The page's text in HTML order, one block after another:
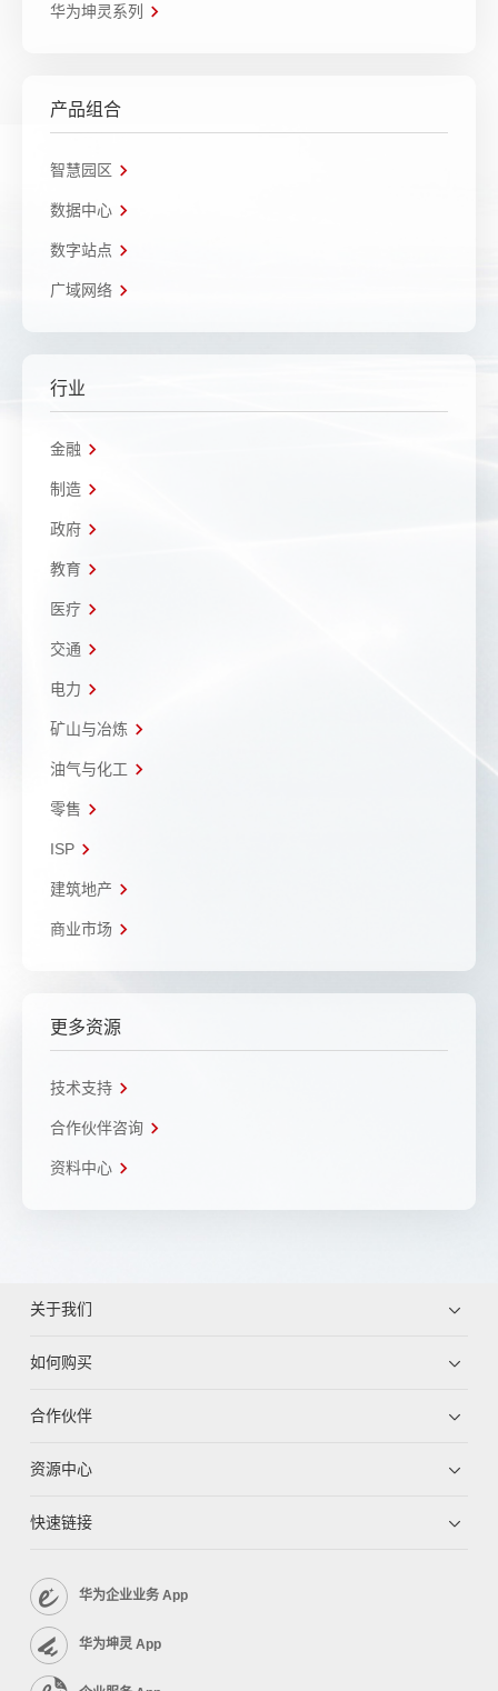
华为坤灵系列
产品组合
智慧园区
数据中心
数字站点
广域网络
行业
金融
制造
政府
教育
医疗
交通
电力
矿山与冶炼
油气与化工
零售
ISP
建筑地产
商业市场
更多资源
技术支持
合作伙伴咨询
资料中心
关于我们
如何购买
合作伙伴
资源中心
快速链接
华为企业业务 App
华为坤灵 App